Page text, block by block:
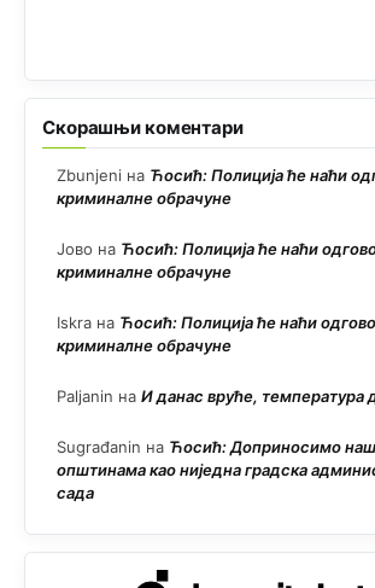
Скорашњи коментари
Zbunjeni на Ћосић: Полиција ће наћи
криминалне обрачуне
Јово на Ћосић: Полиција ће наћи
криминалне обрачуне
Iskra на Ћосић: Полиција ће наћи
криминалне обрачуне
Paljanin на И данас вруће, температура
Sugrađanin на Ћосић: Доприносимо
општинама као ниједна градска
сада